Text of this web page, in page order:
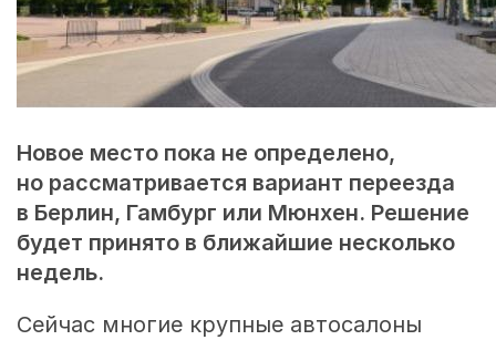
Новое место пока не определено,
но рассматривается вариант переезда
в Берлин, Гамбург или Мюнхен. Решение
будет принято в ближайшие несколько
недель.
Сейчас многие крупные автосалоны